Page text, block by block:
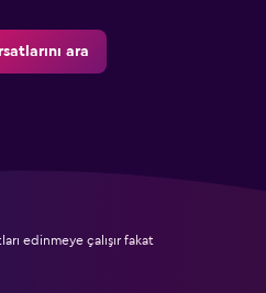
ara
edinmeye çalışır fakat